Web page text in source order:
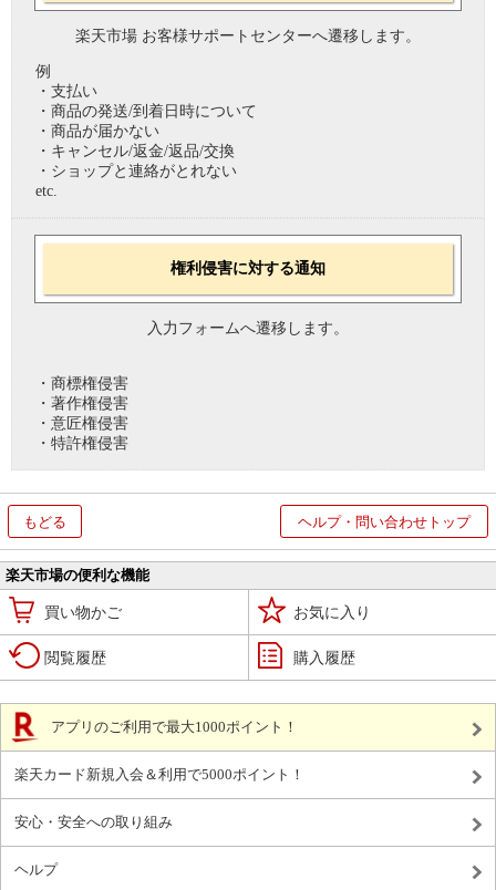
楽天市場 お客様サポートセンターへ遷移します。
例
・支払い
・商品の発送/到着日時について
・商品が届かない
・キャンセル/返金/返品/交換
・ショップと連絡がとれない
etc.
権利侵害に対する通知
入力フォームへ遷移します。
・商標権侵害
・著作権侵害
・意匠権侵害
・特許権侵害
もどる ヘルプ・問い合わせトップ
楽天市場の便利な機能
買い物かご お気に入り
閲覧履歴 購入履歴
アプリのご利用で最大1000ポイント！
楽天カード新規入会＆利用で5000ポイント！
安心・安全への取り組み
ヘルプ